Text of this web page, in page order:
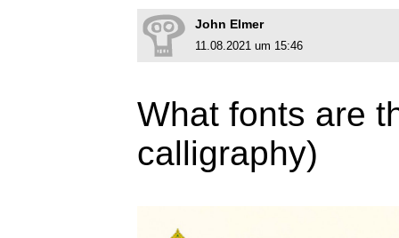
John Elmer
11.08.2021 um 15:46
What fonts are
calligraphy)